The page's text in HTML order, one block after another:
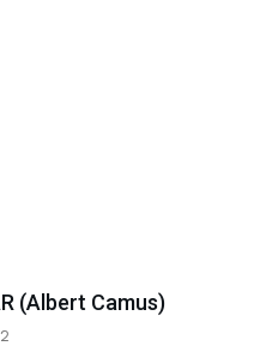
(Albert Camus)